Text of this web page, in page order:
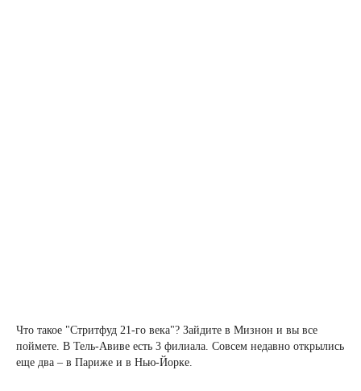
Что такое "Стритфуд 21-го века"? Зайдите в Мизнон и вы все
поймете. В Тель-Авиве есть 3 филиала. Совсем недавно открылись
еще два – в Париже и в Нью-Йорке.